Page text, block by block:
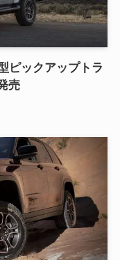
ピックアップトラ
売